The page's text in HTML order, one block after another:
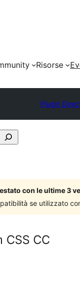
Risorse
Plugin
con le ultime 3
se utilizzato
CSS CC